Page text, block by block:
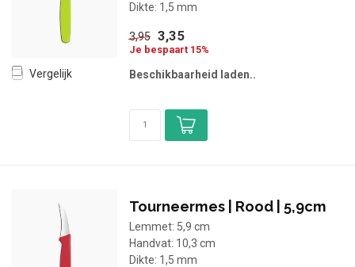
Vergelijk
Dikte: 1,5 mm
3,95 3,35
Je bespaart 15%
Beschikbaarheid laden..
Tourneermes | Rood | 5,9cm
Lemmet: 5,9 cm
Handvat: 10,3 cm
Dikte: 1,5 mm